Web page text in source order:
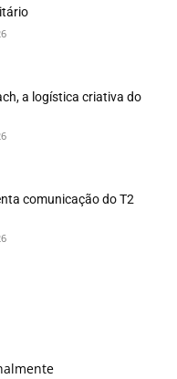
a logística criativa do
comunicação do T2